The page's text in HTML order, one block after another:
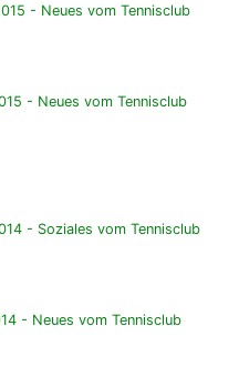
- Neues vom Tennisclub
- Neues vom Tennisclub
- Soziales vom Tennisclub
- Neues vom Tennisclub